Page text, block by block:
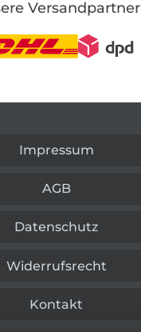
Versandpartner
Impressum
AGB
Datenschutz
Widerrufsrecht
Kontakt